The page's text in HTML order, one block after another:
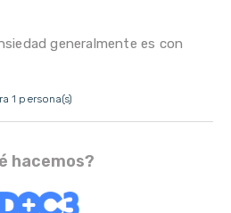
generalmente es con
1 persona(s)
hacemos?